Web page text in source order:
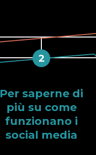
2
Per saperne di
più su come
funzionano i
social media